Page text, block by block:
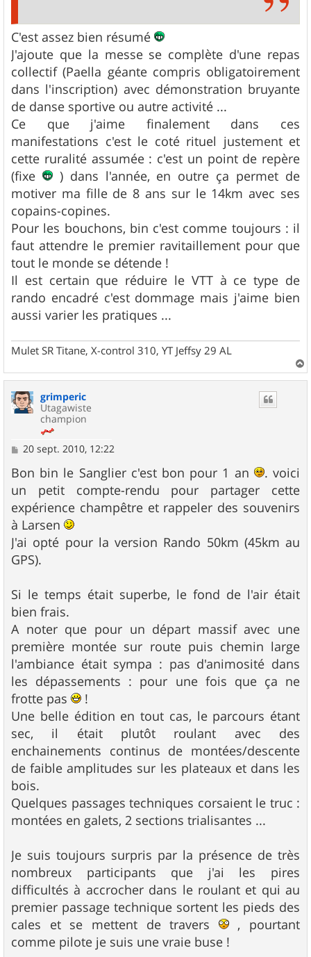
C'est assez bien résumé
J'ajoute que la messe se complète d'une repas
collectif (Paella géante compris obligatoirement
dans l'inscription) avec démonstration bruyante
de danse sportive ou autre activité ...
Ce que j'aime finalement dans ces
manifestations c'est le coté rituel justement et
cette ruralité assumée : c'est un point de repère
(fixe
) dans l'année, en outre ça permet de
motiver ma fille de 8 ans sur le 14km avec ses
copains-copines.
Pour les bouchons, bin c'est comme toujours : il
faut attendre le premier ravitaillement pour que
tout le monde se détende !
Il est certain que réduire le VTT à ce type de
rando encadré c'est dommage mais j'aime bien
aussi varier les pratiques ...
Mulet SR Titane, X-control 310, YT Jeffsy 29 AL
a
grimperic
Utagawiste
champion
M
s
s
a
g
e
20 sept. 2010, 12:22
Bon bin le Sanglier c'est bon pour 1 an
. voici
un petit compte-rendu pour partager cette
expérience champêtre et rappeler des souvenirs
à Larsen
J'ai opté pour la version Rando 50km (45km au
GPS).
Si le temps était superbe, le fond de l'air était
bien frais.
A noter que pour un départ massif avec une
première montée sur route puis chemin large
l'ambiance était sympa : pas d'animosité dans
les dépassements : pour une fois que ça ne
frotte pas
!
Une belle édition en tout cas, le parcours étant
sec, il était plutôt roulant avec des
enchainements continus de montées/descente
de faible amplitudes sur les plateaux et dans les
bois.
Quelques passages techniques corsaient le truc :
montées en galets, 2 sections trialisantes ...
Je suis toujours surpris par la présence de très
nombreux participants que j'ai les pires
difficultés à accrocher dans le roulant et qui au
premier passage technique sortent les pieds des
cales et se mettent de travers
, pourtant
comme pilote je suis une vraie buse !